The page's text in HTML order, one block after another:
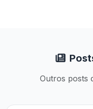
Outros posts